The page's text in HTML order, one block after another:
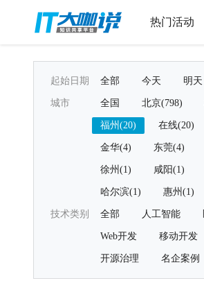
热门活动
起始日期 全部 今天 明天
城市 全国 北京(798)
福州(20) 在线(20)
金华(4) 东莞(4)
徐州(1) 咸阳(1)
哈尔滨(1) 惠州(1)
技术类别 全部 人工智能
Web开发 移动开发
开源治理 名企案例